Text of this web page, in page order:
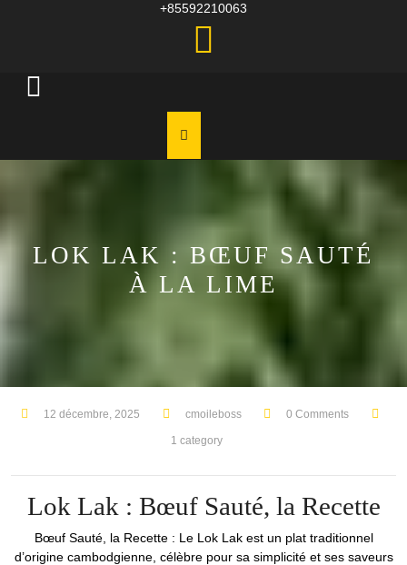
+85592210063
Button
LOK LAK : BŒUF SAUTÉ
À LA LIME
12 décembre, 2025 cmoileboss 0 Comments
1 category
Lok Lak : Bœuf Sauté, la Recette
Bœuf Sauté, la Recette : Le Lok Lak est un plat traditionnel
d’origine cambodgienne, célèbre pour sa simplicité et ses saveurs